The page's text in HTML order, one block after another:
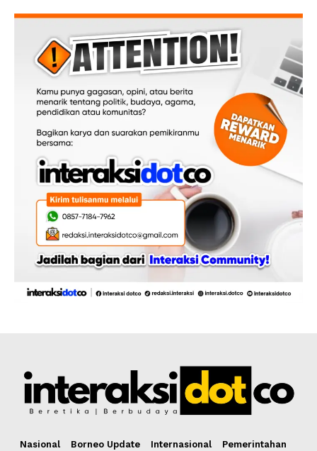
Nasional Borneo Update Internasional
Pemerintahan